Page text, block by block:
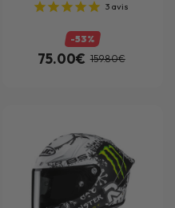
3avis
-53%
75.00€ 159.80€